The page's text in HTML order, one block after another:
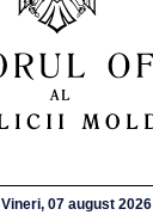
Vineri, 07 august 2026